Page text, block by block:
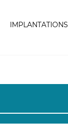
IMPLANTATIONS